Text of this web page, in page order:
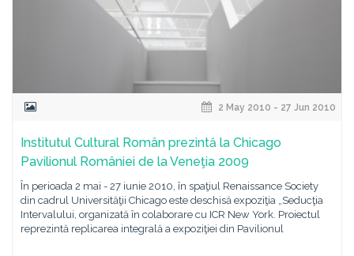
2 May 2010 - 27 Jun 2010
Institutul Cultural Român prezintă la Chicago
Pavilionul României de la Veneţia 2009
În perioada 2 mai - 27 iunie 2010, în spaţiul Renaissance Society
din cadrul Universităţii Chicago este deschisă expoziţia „Seducţia
Intervalului, organizată în colaborare cu ICR New York. Proiectul
reprezintă replicarea integrală a expoziţiei din Pavilionul